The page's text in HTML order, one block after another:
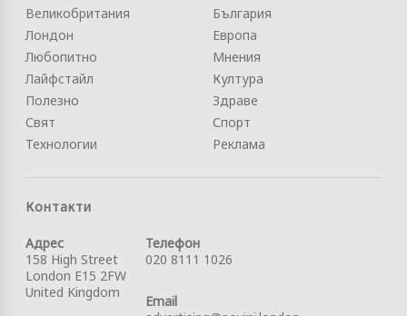
Великобритания
Лондон
Любопитно
Лайфстайл
Полезно
Свят
Технологии
България
Европа
Мнения
Култура
Здраве
Спорт
Реклама
Контакти
Адрес
158 High Street
London E15 2FW
United Kingdom
Телефон
020 8111 1026
Email